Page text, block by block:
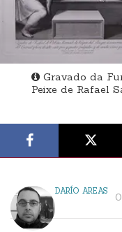
Gravado da
Peixe de Rafael
DARÍO AREAS